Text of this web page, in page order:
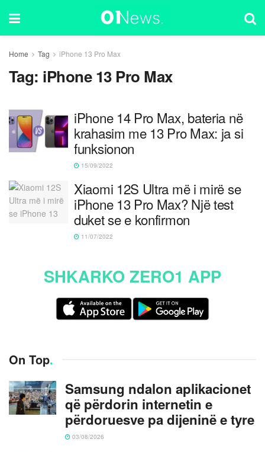
Home Tag iPhone 13 Pro Max
Tag: iPhone 13 Pro Max
iPhone 14 Pro Max, bateria në
krahasim me 13 Pro Max: ja si
funksionon
15/09/2022
Xiaomi 12S Ultra më i mirë se
iPhone 13 Pro Max? Një test
duket se e konfirmon
11/07/2022
SHKARKO ZERO1 APP
On Top.
Samsung ndalon aplikacionet
që përdorin internetin e
përdoruesve pa dijeninë e tyre
03/08/2026